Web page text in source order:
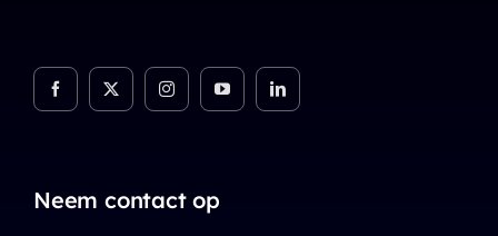
Neem contact op